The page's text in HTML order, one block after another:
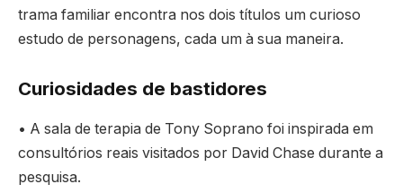
trama familiar encontra nos dois títulos um curioso
estudo de personagens, cada um à sua maneira.
Curiosidades de bastidores
• A sala de terapia de Tony Soprano foi inspirada em
consultórios reais visitados por David Chase durante a
pesquisa.